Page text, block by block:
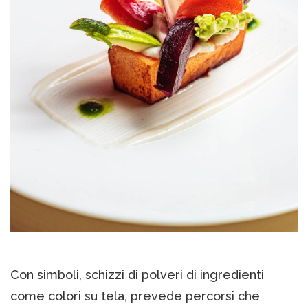
Con simboli, schizzi di polveri di ingredienti
come colori su tela, prevede percorsi che